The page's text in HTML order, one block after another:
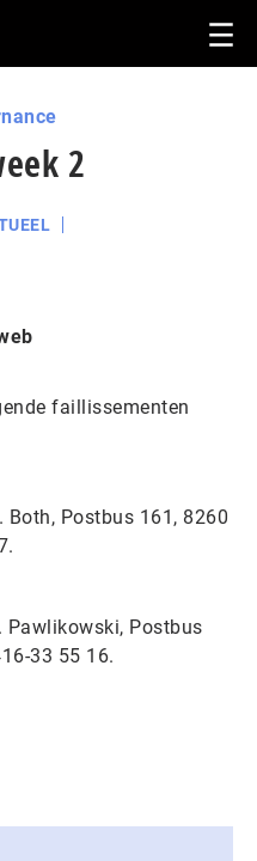
2
faillissementen
Both, Postbus 161, 8260
Pawlikowski, Postbus
33 55 16.